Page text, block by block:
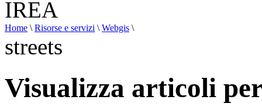
Home \ Risorse e servizi \ Webgis \
streets
Visualizza articoli